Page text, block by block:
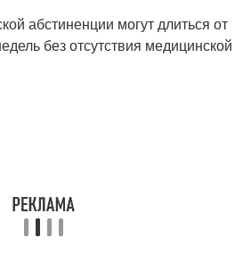
абстиненции могут длиться от
без отсутствия медицинской